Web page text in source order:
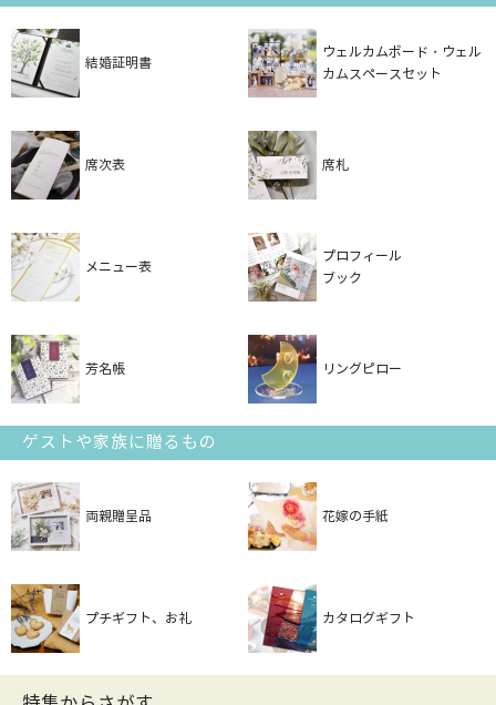
結婚証明書
ウェルカムボード・ウェル
カムスペースセット
席次表 席札
メニュー表
プロフィール
ブック
芳名帳 リングピロー
ゲストや家族に贈るもの
両親贈呈品 花嫁の手紙
プチギフト、お礼 カタログギフト